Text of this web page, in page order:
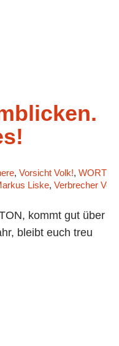
, Vorsicht Volk!, WORT &
Liske, Verbrecher
kommt gut über
bleibt euch treu